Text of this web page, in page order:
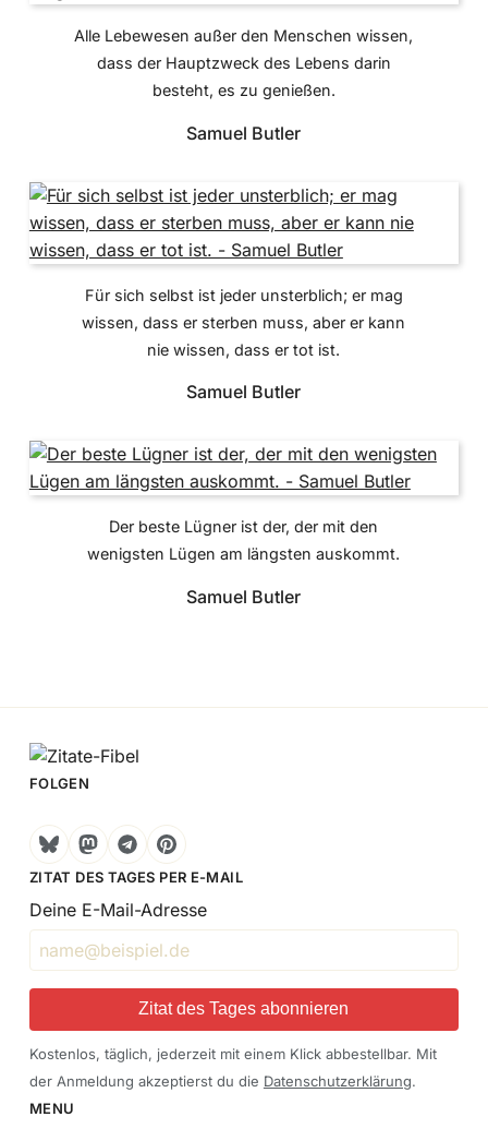
Alle Lebewesen außer den Menschen wissen,
dass der Hauptzweck des Lebens darin
besteht, es zu genießen.
Samuel Butler
Für sich selbst ist jeder unsterblich; er mag
wissen, dass er sterben muss, aber er kann
nie wissen, dass er tot ist.
Samuel Butler
Der beste Lügner ist der, der mit den
wenigsten Lügen am längsten auskommt.
Samuel Butler
FOLGEN
BlueskyMastodon
TelegramPinterest
ZITAT DES TAGES PER E-MAIL
Deine E-Mail-Adresse
Zitat des Tages abonnieren
Kostenlos, täglich, jederzeit mit einem Klick abbestellbar. Mit
der Anmeldung akzeptierst du die Datenschutzerklärung.
MENU